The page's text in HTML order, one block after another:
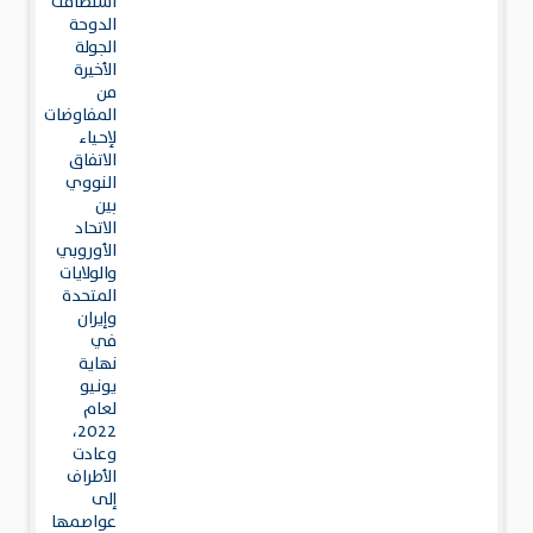
الدوحة
الجولة
الأخيرة
من
المفاوضات
لإحياء
الاتفاق
النووي
بين
الاتحاد
الأوروبي
والولايات
المتحدة
وإيران
في
نهاية
يونيو
لعام
2022،
وعادت
الأطراف
إلى
عواصمها